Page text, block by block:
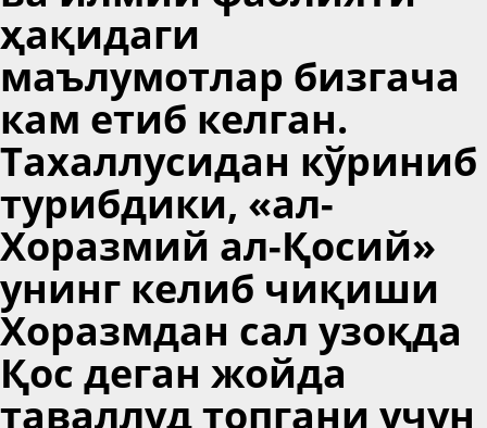
ҳақидаги
маълумотлар бизгача
кам етиб келган.
Тахаллусидан кўриниб
турибдики, «ал-
Хоразмий ал-Қосий»
унинг келиб чиқиши
Хоразмдан сал узоқда
Қос деган жойда
таваллуд топгани учун